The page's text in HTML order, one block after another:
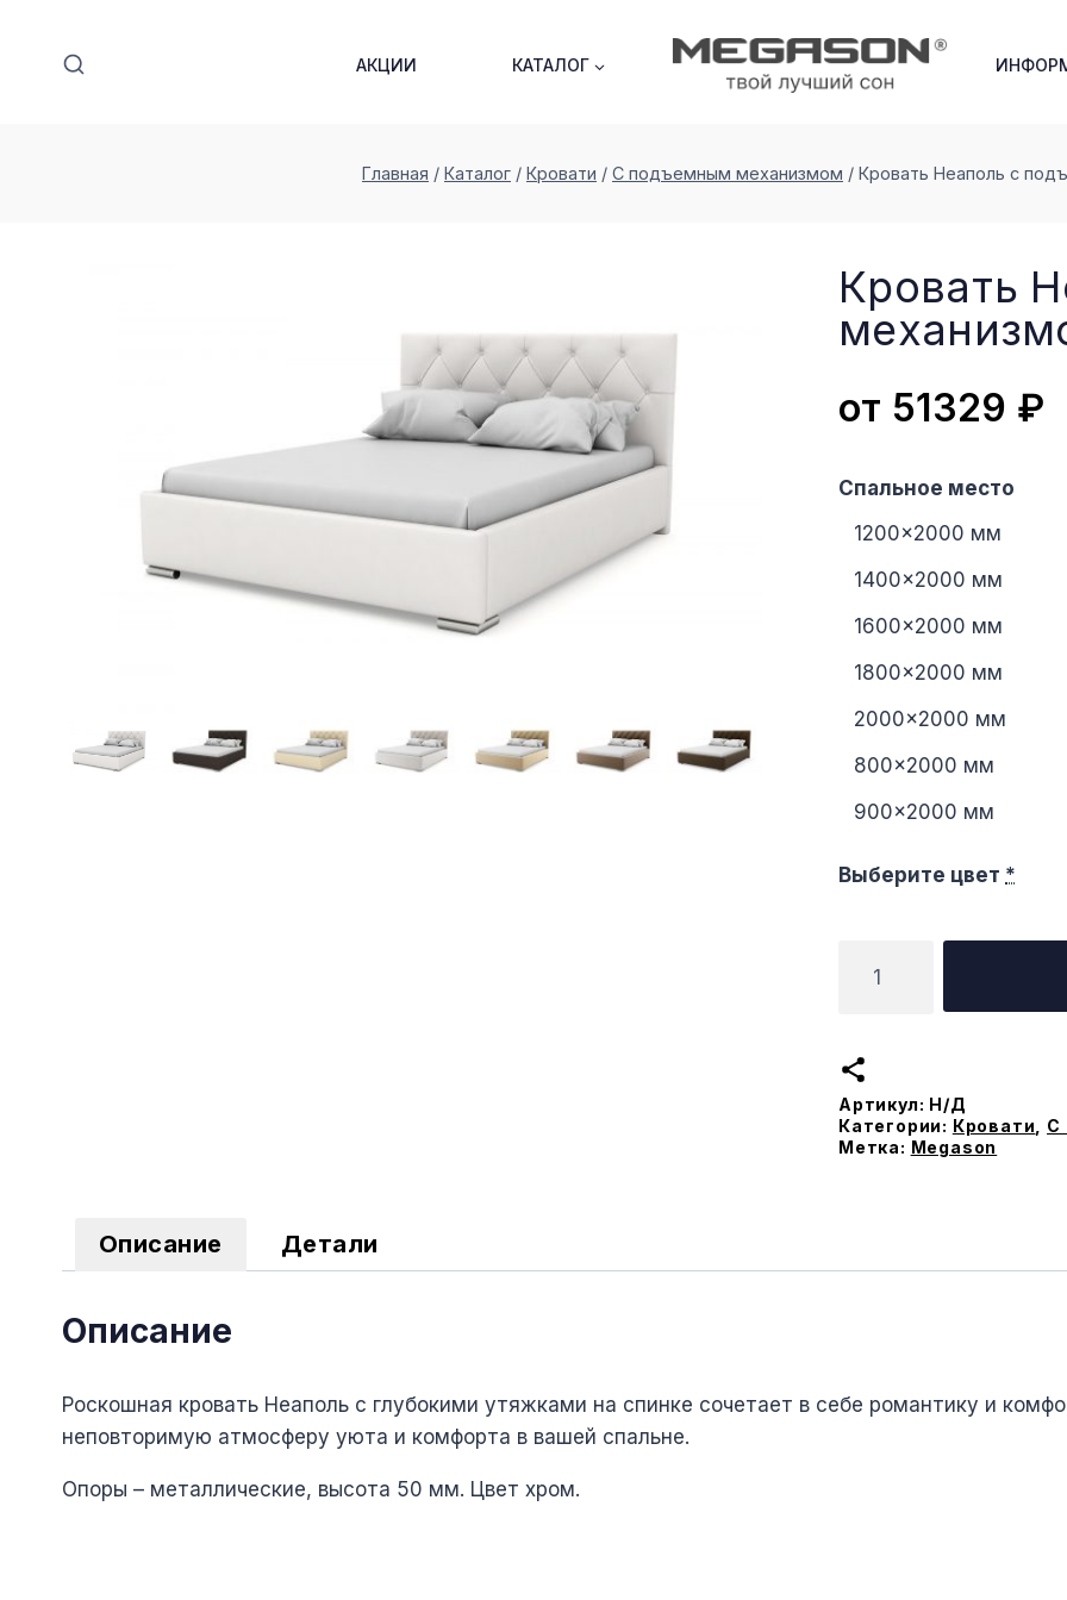
содержимому
АКЦИИ КАТАЛОГ
Главная / Каталог / Кровати / С подъемным механизмом / Кровать Неаполь с
Кровать
от 51329 ₽
Спальное место
1200×2000 мм
1400×2000 мм
1600×2000 мм
1800×2000 мм
2000×2000 мм
800×2000 мм
900×2000 мм
Выберите цвет *
товара
Неаполь
подъемным
меxанизмом
Артикул: Н/Д
Категории: Кровати
С
Метка: Megason
Описание Детали
Описание
Роскошная кровать Неаполь с глубокими утяжками на спинке сочетает в себе романтику и
неповторимую атмосферу уюта и комфорта в вашей спальне.
Опоры – металлические, высота 50 мм. Цвет xром.